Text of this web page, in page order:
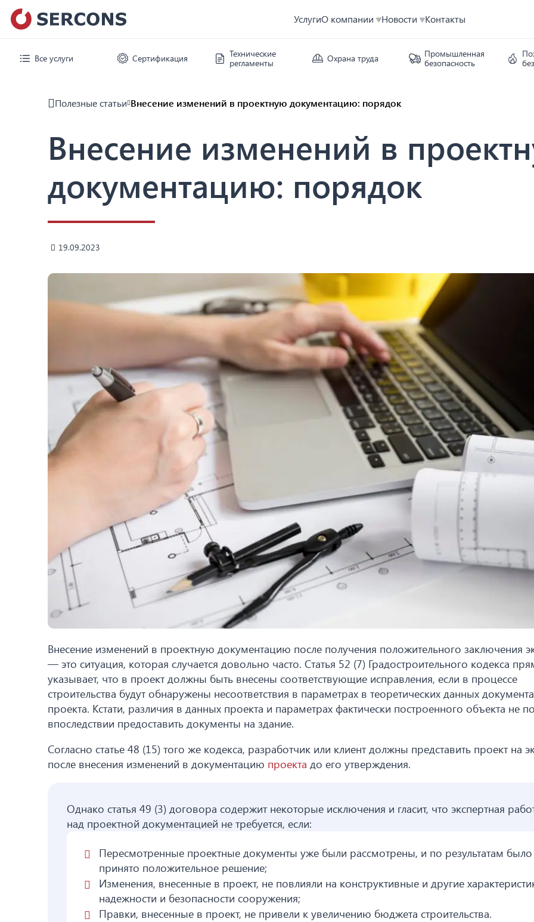
УслугиО компании Новости Контакты
Все услуги Сертификация
Технические
регламенты
Охрана труда
Промышленная
безопасность
Полезные статьи Внесение изменений в проектную документацию: порядок
Внесение изменений в
документацию: порядок
19.09.2023
Внесение изменений в проектную документацию после получения положительного заключения
— это ситуация, которая случается довольно часто. Статья 52 (7) Градостроительного кодекса
указывает, что в проект должны быть внесены соответствующие исправления, если в процессе
строительства будут обнаружены несоответствия в параметрах в теоретических данных
проекта. Кстати, различия в данных проекта и параметрах фактически построенного объекта не
впоследствии предоставить документы на здание.
Согласно статье 48 (15) того же кодекса, разработчик или клиент должны представить проект на
после внесения изменений в документацию проекта до его утверждения.
Однако статья 49 (3) договора содержит некоторые исключения и гласит, что экспертная
над проектной документацией не требуется, если:
Пересмотренные проектные документы уже были рассмотрены, и по результатам было
принято положительное решение;
Изменения, внесенные в проект, не повлияли на конструктивные и другие
надежности и безопасности сооружения;
Правки, внесенные в проект, не привели к увеличению бюджета строительства.